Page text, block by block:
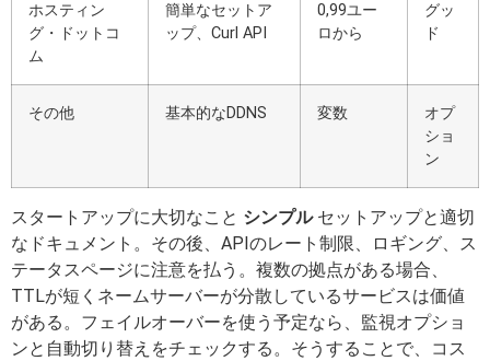
ホスティン
グ・ドットコ
ム
簡単なセットア
ップ、Curl API
0,99ユー
ロから
グッ
ド
その他 基本的なDDNS 変数
オプ
ショ
ン
スタートアップに大切なこと シンプルセットアップと適切
なドキュメント。その後、APIのレート制限、ロギング、ス
テータスページに注意を払う。複数の拠点がある場合、
TTLが短くネームサーバーが分散しているサービスは価値
がある。フェイルオーバーを使う予定なら、監視オプショ
ンと自動切り替えをチェックする。そうすることで、コス